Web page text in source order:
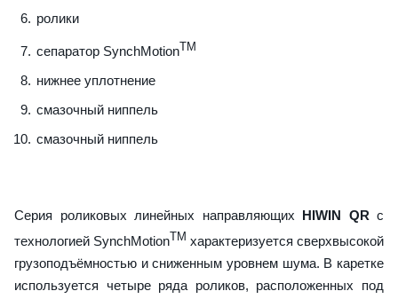
ролики
сепаратор SynchMotion TM
нижнее уплотнение
смазочный ниппель
смазочный ниппель
Серия роликовых линейных направляющих HIWIN QR с
технологией SynchMotion TM характеризуется сверхвысокой
грузоподъёмностью и сниженным уровнем шума. В каретке
используется четыре ряда роликов, расположенных под